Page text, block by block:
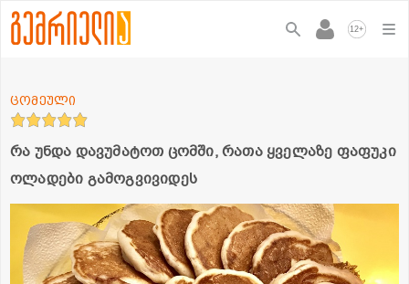
12+
რა უნდა დავუმატოთ ცომში, რათა ყველაზე ფაფუკი
ოლადები გამოგვივიდეს
ცომეული